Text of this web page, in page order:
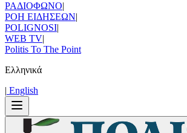
ΡΑΔΙΟΦΩΝΟ|
ΡΟΗ ΕΙΔΗΣΕΩΝ|
POLIGNOSI|
WEB TV|
Politis To The Point
Ελληνικά
| Εnglish